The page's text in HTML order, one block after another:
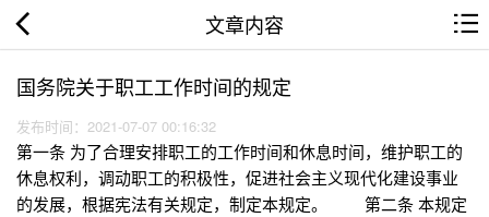
文章内容
国务院关于职工工作时间的规定
发布时间：2021-07-07 00:16:32
第一条 为了合理安排职工的工作时间和休息时间，维护职工的
休息权利，调动职工的积极性，促进社会主义现代化建设事业
的发展，根据宪法有关规定，制定本规定。 第二条 本规定